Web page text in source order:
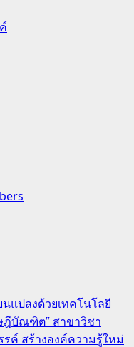
แปลงด้วยเทคโนโลยี
ฎีบัณฑิต” สาขาวิชา
ค์ สร้างองค์ความรู้ใหม่